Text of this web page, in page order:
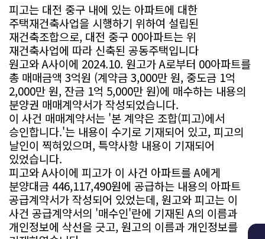
피고는 대전 중구 내에 있는 아파트에 대한
주택재건축사업을 시행하기 위하여 설립된
재건축조합으로, 대전 중구 00아파트는 위
재건축사업에 따라 신축된 공동주택입니다
원고와 A사이에 2024.10. 원고가 A로부터 00아파트를
총 매매금액 3억원 (계약금 3,000만 원, 중도금 1억
2,000만 원, 잔금 1억 5,000만 원)에 매수하는 내용의
분양권 매매계약서가 작성되었습니다.
이 사건 매매계약서는 '본 계약은 조합(피고)에서
승인합니다.'는 내용이 수기로 기재되어 있고, 피고의
날인이 찍혀있으며, 특약사항 내용이 기재되어
있었습니다.
피고와 A사이에 피고가 이 사건 아파트를 A에게
분양대금 446,117,490원에 공급하는 내용의 아파트
공급계약서가 작성되어 있었는데, 원고와 피고는 이
사건 공급계약서의 '매수인'란에 기재된 A의 이름과
개인정보에 삭선을 긋고, 원고의 이름과 개인정보를